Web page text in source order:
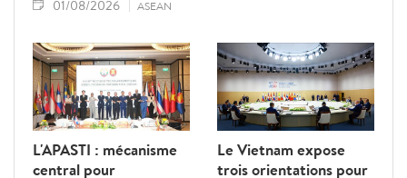
01/08/2026 ASEAN
L'APASTI : mécanisme
central pour
Le Vietnam expose
trois orientations pour